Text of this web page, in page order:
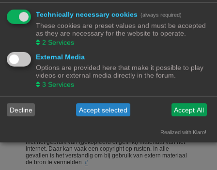
Voordat je een vraag stelt: Het wordt aangeraden om het forum
te raadplegen via de zoekfunctie. Veel vragen zijn al vaker
gesteld op dit forum. De kans is groot dat je via de zoekfunctie
een antwoord vindt. Het laat ook zien dat je zelf ook actie
onderneemt en niet alleen maar een vraag stelt en gaat zitten
afwachten wie je het correcte antwoord geeft.
Een vraag stellen
Vragen stellen is 1 van de meeste gebruikte acties op een
forum. Echter is het bij een hobby als 3Dprinten ook van
belang dat de vragensteller naast het duidelijk formuleren van
zijn/haar vraag, ook aangeeft wat hij/zij zelf al heeft gedaan,
heeft opgezocht of heeft geconstateerd. Het wordt erg
gewaardeerd als je zelf meedenkt.#
Foto's en plaatjes
materiaal zal nooit een probleem zijn. Wees echter voorzichtig
met het gebruik van (gekopieerd of gelinkt) materiaal van het
internet. Daar kan vaak een copyright op rusten. In alle
gevallen is het verstandig om bij gebruik van extern materiaal
de bron te vermelden. #
Technically necessary cookies (always required)
These cookies are preset values and must be accepted
as they are necessary for the website to operate.
2 Services
External Media
Options are provided here that make it possible to play
videos or external media directly in the forum.
3 Services
Decline Accept selected Accept All
Realized with Klaro!